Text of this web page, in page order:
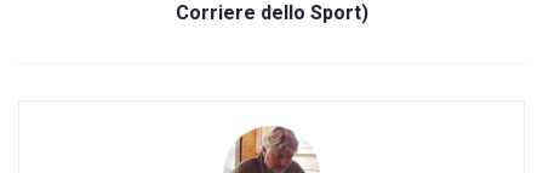
Corriere dello Sport)